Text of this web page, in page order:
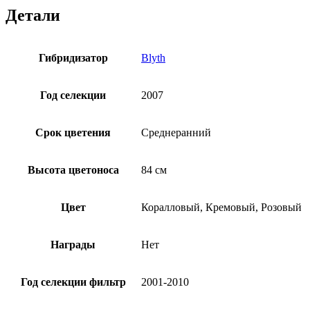
Детали
Гибридизатор Blyth
Год селекции 2007
Срок цветения Среднеранний
Высота цветоноса 84 см
Цвет Коралловый, Кремовый, Розовый
Награды Нет
Год селекции фильтр 2001-2010